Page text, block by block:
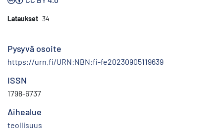
Lataukset 34
Pysyvä osoite
https://urn.fi/URN:NBN:fi-fe20230905119639
ISSN
1798-6737
Aihealue
teollisuus